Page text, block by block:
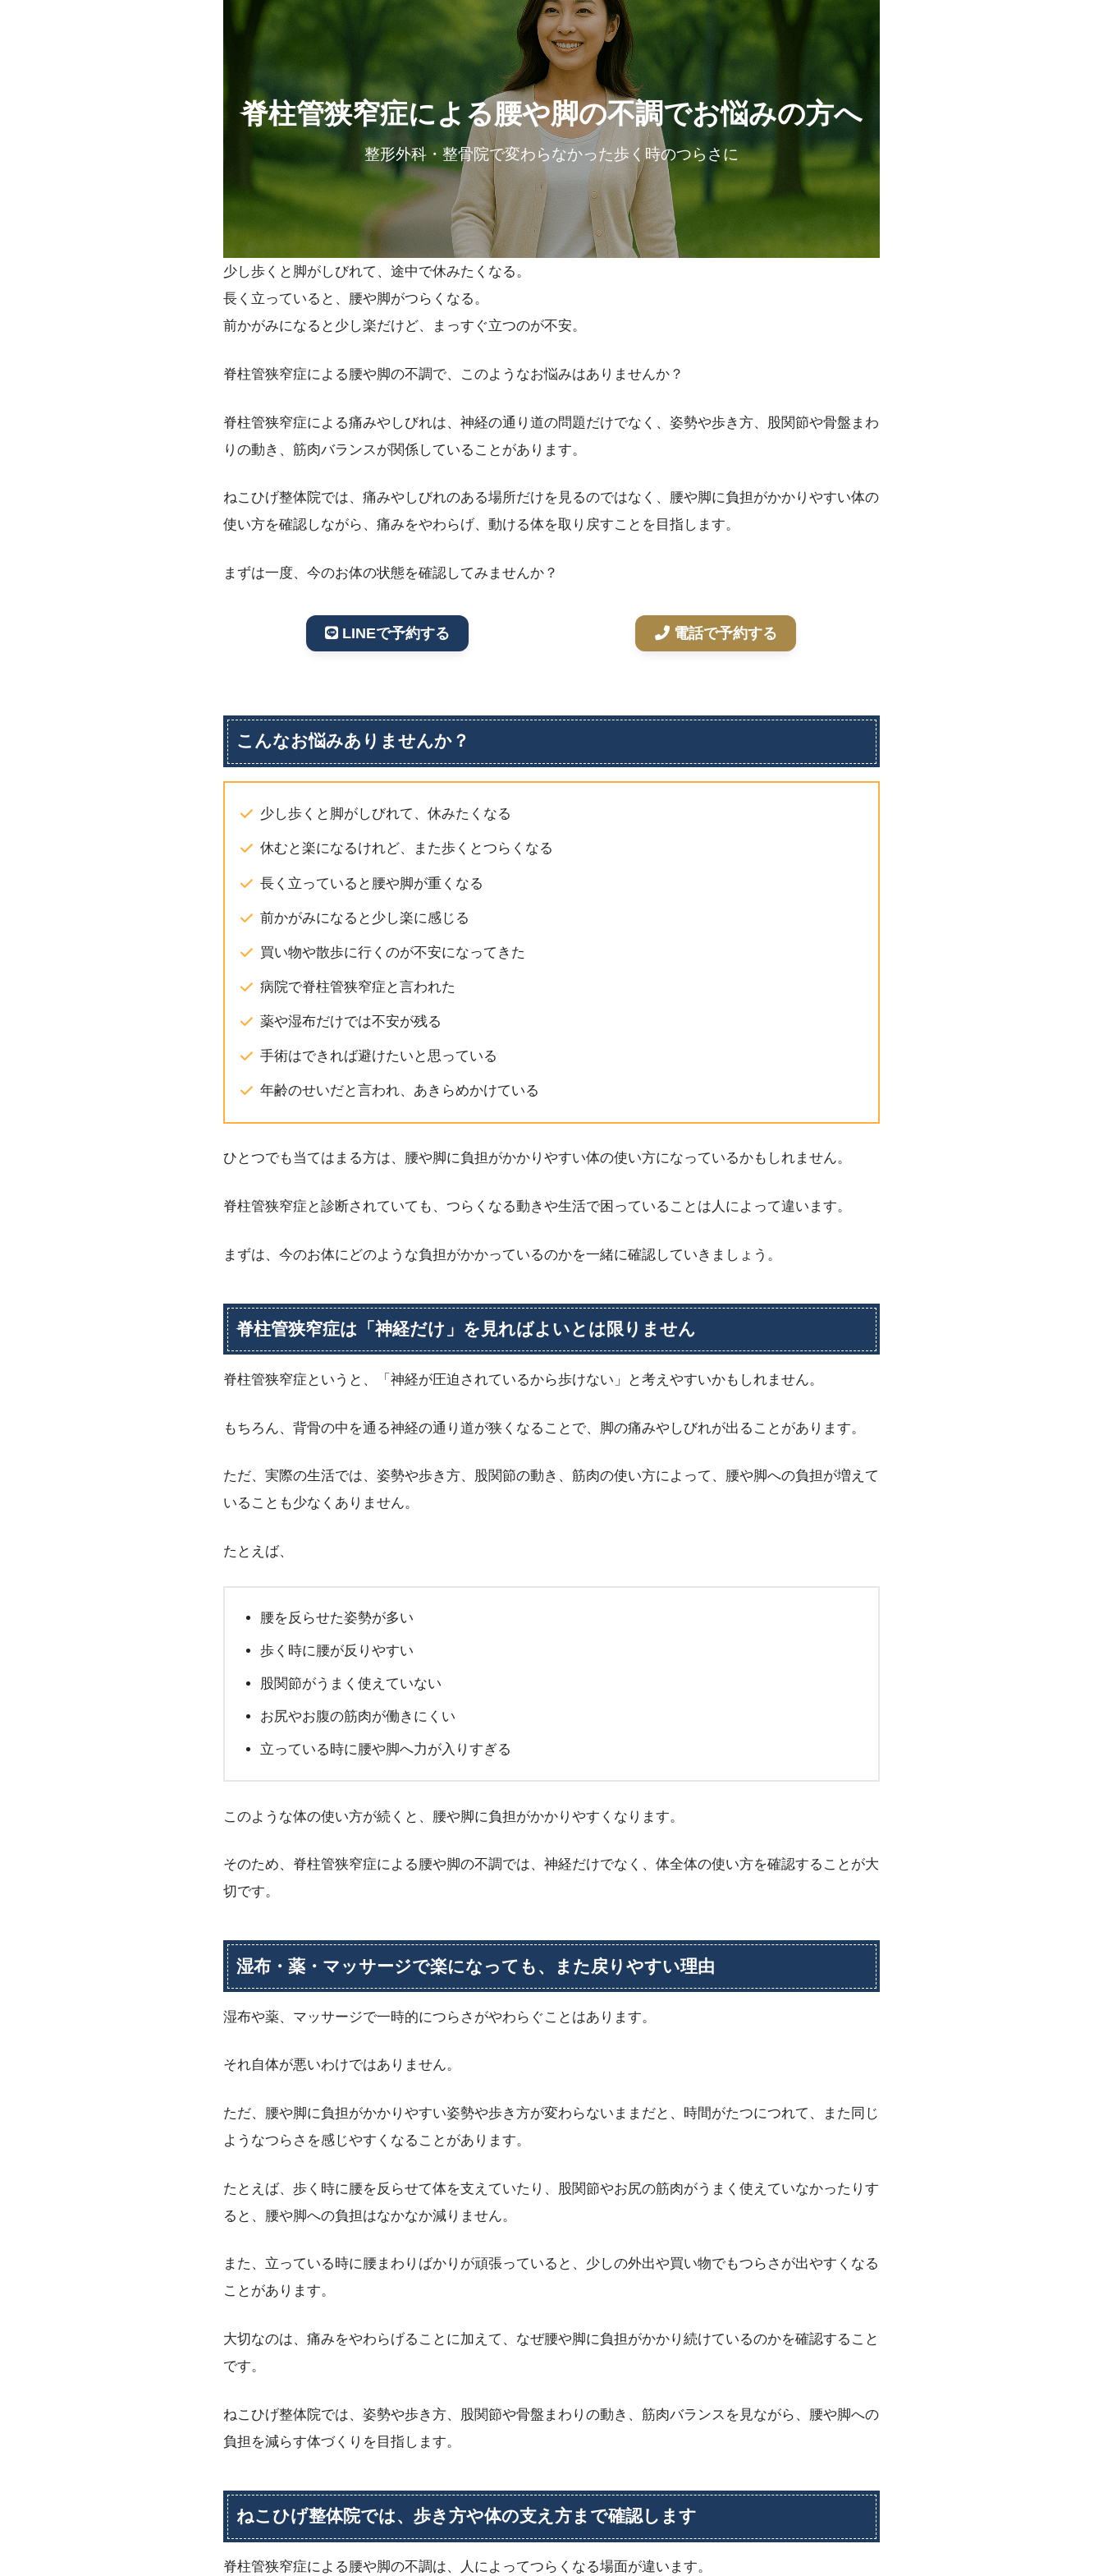
脊柱管狭窄症による腰や脚の不調でお悩みの方へ
整形外科・整骨院で変わらなかった歩く時のつらさに
少し歩くと脚がしびれて、途中で休みたくなる。
長く立っていると、腰や脚がつらくなる。
前かがみになると少し楽だけど、まっすぐ立つのが不安。
脊柱管狭窄症による腰や脚の不調で、このようなお悩みはありませんか？
脊柱管狭窄症による痛みやしびれは、神経の通り道の問題だけでなく、姿勢や歩き方、股関節や骨盤まわ
りの動き、筋肉バランスが関係していることがあります。
ねこひげ整体院では、痛みやしびれのある場所だけを見るのではなく、腰や脚に負担がかかりやすい体の
使い方を確認しながら、痛みをやわらげ、動ける体を取り戻すことを目指します。
まずは一度、今のお体の状態を確認してみませんか？
LINEで予約する 電話で予約する
こんなお悩みありませんか？
少し歩くと脚がしびれて、休みたくなる
休むと楽になるけれど、また歩くとつらくなる
長く立っていると腰や脚が重くなる
前かがみになると少し楽に感じる
買い物や散歩に行くのが不安になってきた
病院で脊柱管狭窄症と言われた
薬や湿布だけでは不安が残る
手術はできれば避けたいと思っている
年齢のせいだと言われ、あきらめかけている
ひとつでも当てはまる方は、腰や脚に負担がかかりやすい体の使い方になっているかもしれません。
脊柱管狭窄症と診断されていても、つらくなる動きや生活で困っていることは人によって違います。
まずは、今のお体にどのような負担がかかっているのかを一緒に確認していきましょう。
脊柱管狭窄症は「神経だけ」を見ればよいとは限りません
脊柱管狭窄症というと、「神経が圧迫されているから歩けない」と考えやすいかもしれません。
もちろん、背骨の中を通る神経の通り道が狭くなることで、脚の痛みやしびれが出ることがあります。
ただ、実際の生活では、姿勢や歩き方、股関節の動き、筋肉の使い方によって、腰や脚への負担が増えて
いることも少なくありません。
たとえば、
腰を反らせた姿勢が多い
歩く時に腰が反りやすい
股関節がうまく使えていない
お尻やお腹の筋肉が働きにくい
立っている時に腰や脚へ力が入りすぎる
このような体の使い方が続くと、腰や脚に負担がかかりやすくなります。
そのため、脊柱管狭窄症による腰や脚の不調では、神経だけでなく、体全体の使い方を確認することが大
切です。
湿布・薬・マッサージで楽になっても、また戻りやすい理由
湿布や薬、マッサージで一時的につらさがやわらぐことはあります。
それ自体が悪いわけではありません。
ただ、腰や脚に負担がかかりやすい姿勢や歩き方が変わらないままだと、時間がたつにつれて、また同じ
ようなつらさを感じやすくなることがあります。
たとえば、歩く時に腰を反らせて体を支えていたり、股関節やお尻の筋肉がうまく使えていなかったりす
ると、腰や脚への負担はなかなか減りません。
また、立っている時に腰まわりばかりが頑張っていると、少しの外出や買い物でもつらさが出やすくなる
ことがあります。
大切なのは、痛みをやわらげることに加えて、なぜ腰や脚に負担がかかり続けているのかを確認すること
です。
ねこひげ整体院では、姿勢や歩き方、股関節や骨盤まわりの動き、筋肉バランスを見ながら、腰や脚への
負担を減らす体づくりを目指します。
ねこひげ整体院では、歩き方や体の支え方まで確認します
脊柱管狭窄症による腰や脚の不調は、人によってつらくなる場面が違います。